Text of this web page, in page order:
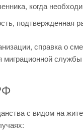
когда
подтвержденная
справка о
миграционной
с видом на